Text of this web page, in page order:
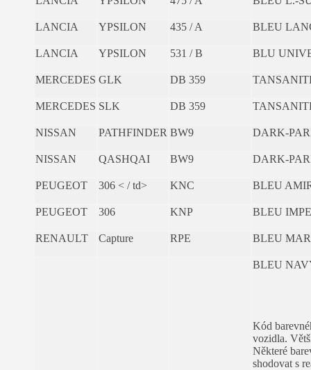
LANCIA YPSILON 435 / A BLEU
LANCIA YPSILON 531 / B BLU
MERCEDES GLK DB 359
MERCEDES SLK DB 359
NISSAN PATHFINDER BW9 DARK-
NISSAN QASHQAI BW9 DARK-
PEUGEOT 306 < / td> KNC BLEU
PEUGEOT 306 KNP BLEU
RENAULT Capture RPE BLEU
BLEU
Kód
vozidla.
Některé
shodovat s